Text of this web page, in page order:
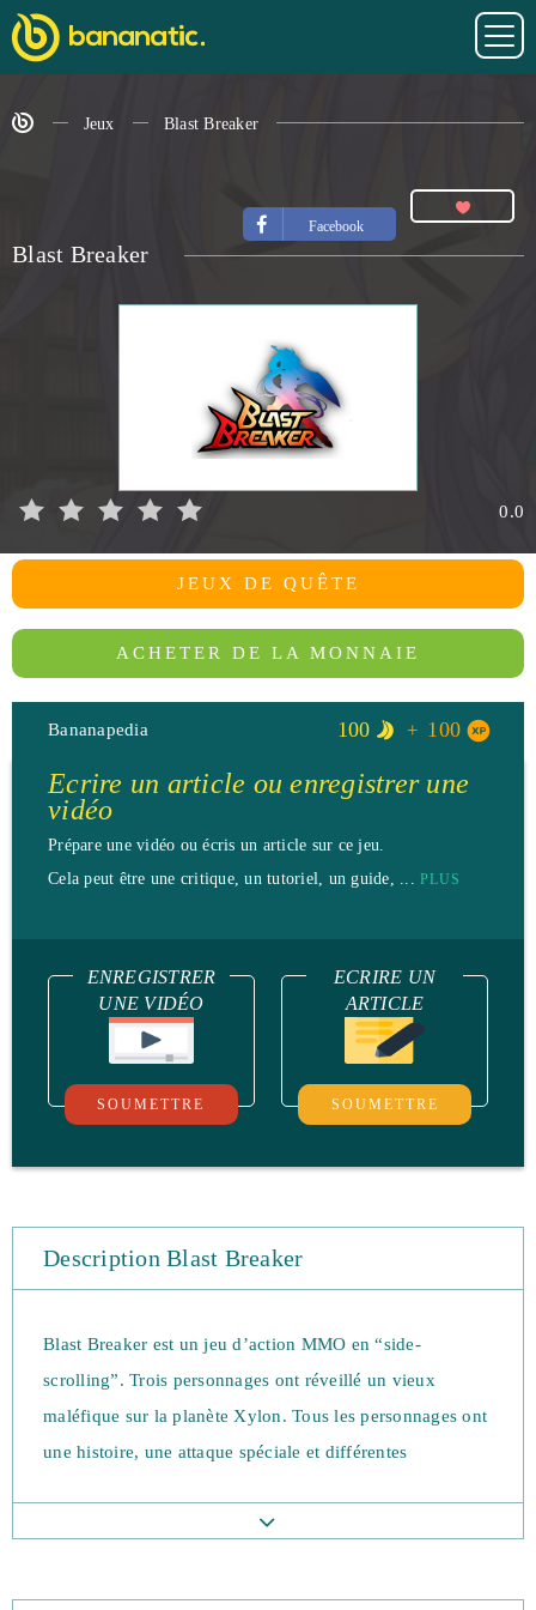
Jeux Blast Breaker
Facebook
Blast Breaker
0.0
JEUX DE QUÊTE
ACHETER DE LA MONNAIE
Bananapedia 100 100
Ecrire un article ou enregistrer une
vidéo
Prépare une vidéo ou écris un article sur ce jeu.
Cela peut être une critique, un tutoriel, un guide, ... PLUS
ENREGISTRER
UNE VIDÉO
SOUMETTRE
ECRIRE UN
ARTICLE
SOUMETTRE
Description Blast Breaker
Blast Breaker est un jeu d’action MMO en “side-
scrolling”. Trois personnages ont réveillé un vieux
maléfique sur la planète Xylon. Tous les personnages ont
une histoire, une attaque spéciale et différentes
Le jeu, sorti en 2016, est publié par UNext Plus. Les
être rentrée dans une ancienne ruine. Il ont ensuite besoin